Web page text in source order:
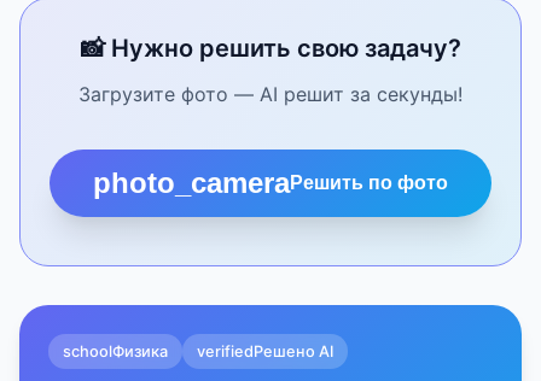
📸 Нужно решить свою задачу?
Загрузите фото — AI решит за секунды!
photo_cameraРешить по фото
schoolФизика verifiedРешено AI